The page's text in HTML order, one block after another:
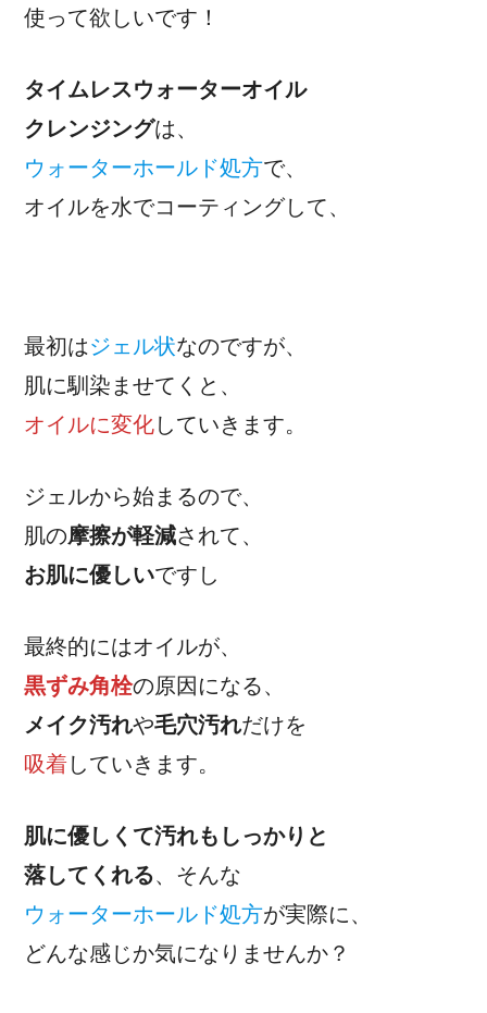
使って欲しいです！
タイムレスウォーターオイル
クレンジングは、
ウォーターホールド処方で、
オイルを水でコーティングして、
最初はジェル状なのですが、
肌に馴染ませてくと、
オイルに変化していきます。
ジェルから始まるので、
肌の摩擦が軽減されて、
お肌に優しいですし
最終的にはオイルが、
黒ずみ角栓の原因になる、
メイク汚れや毛穴汚れだけを
吸着していきます。
肌に優しくて汚れもしっかりと
落してくれる、そんな
ウォーターホールド処方が実際に、
どんな感じか気になりませんか？